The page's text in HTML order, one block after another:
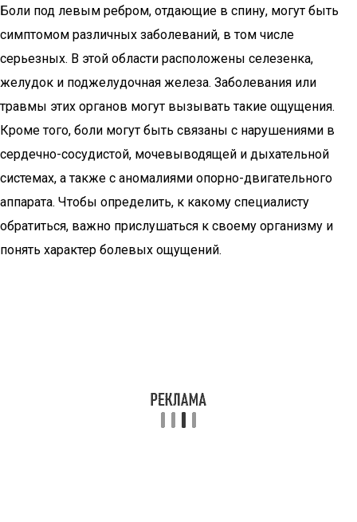
Боли под левым ребром, отдающие в спину, могут быть
симптомом различных заболеваний, в том числе
серьезных. В этой области расположены селезенка,
желудок и поджелудочная железа. Заболевания или
травмы этих органов могут вызывать такие ощущения.
Кроме того, боли могут быть связаны с нарушениями в
сердечно-сосудистой, мочевыводящей и дыхательной
системах, а также с аномалиями опорно-двигательного
аппарата. Чтобы определить, к какому специалисту
обратиться, важно прислушаться к своему организму и
понять характер болевых ощущений.